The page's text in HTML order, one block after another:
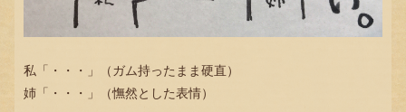
私「・・・」（ガム持ったまま硬直）
姉「・・・」（憮然とした表情）